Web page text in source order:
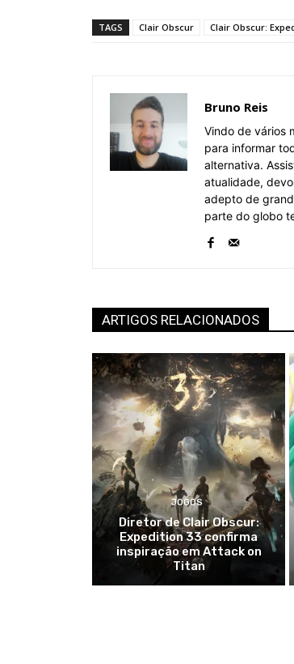
TAGS Clair Obscur Clair Obscur:
Bruno Reis
Vindo de vários
para informar
alternativa.
atualidade,
adepto de
parte do globo
ARTIGOS RELACIONADOS
JOGOS
Diretor de Clair Obscur:
Expedition 33 confirma
inspiração em Attack on
Titan